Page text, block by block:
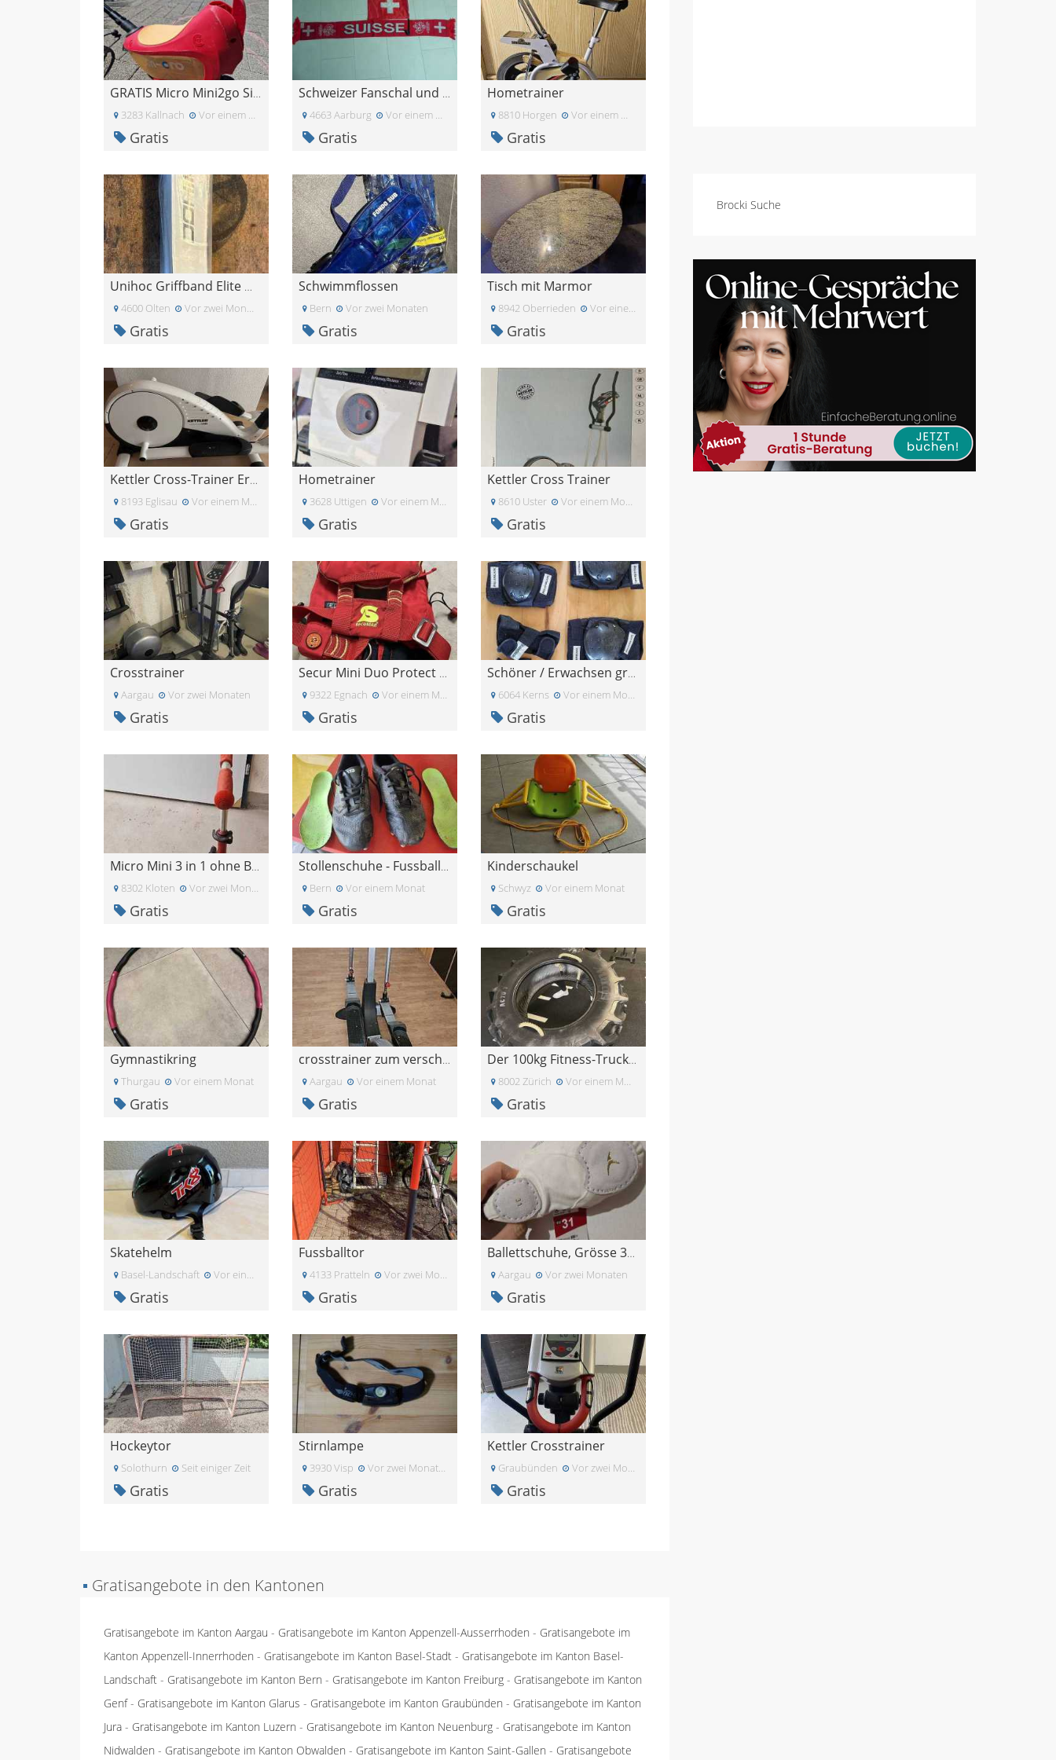
Brocki Suche
GRATIS Micro Mini2go Sitz und Regenschutz
3283 Kallnach Vor einem Monat
Gratis
Schweizer Fanschal und Autofahne
4663 Aarburg Vor einem Monat
Gratis
Hometrainer
8810 Horgen Vor einem Monat
Gratis
Unihoc Griffband Elite White
4600 Olten Vor zwei Monaten
Gratis
Schwimmflossen
Bern Vor zwei Monaten
Gratis
Tisch mit Marmor
8942 Oberrieden Vor einem Monat
Gratis
Kettler Cross-Trainer Ergometer \"CX3\"
8193 Eglisau Vor einem Monat
Gratis
Hometrainer
3628 Uttigen Vor einem Monat
Gratis
Kettler Cross Trainer
8610 Uster Vor einem Monat
Gratis
Crosstrainer
Aargau Vor zwei Monaten
Gratis
Secur Mini Duo Protect Weste
9322 Egnach Vor einem Monat
Gratis
Schöner / Erwachsen grösse L
6064 Kerns Vor einem Monat
Gratis
Micro Mini 3 in 1 ohne Bremse
8302 Kloten Vor zwei Monaten
Gratis
Stollenschuhe - Fussball - Rugby - Kipsta - Gr 42
Bern Vor einem Monat
Gratis
Kinderschaukel
Schwyz Vor einem Monat
Gratis
Gymnastikring
Thurgau Vor einem Monat
Gratis
crosstrainer zum verschenken
Aargau Vor einem Monat
Gratis
Der 100kg Fitness-Truck-Reifen sucht ein neues Zuh
8002 Zürich Vor einem Monat
Gratis
Skatehelm
Basel-Landschaft Vor einem Monat
Gratis
Fussballtor
4133 Pratteln Vor zwei Monaten
Gratis
Ballettschuhe, Grösse 31, Stretch Halfpoint neu, u
Aargau Vor zwei Monaten
Gratis
Hockeytor
Solothurn Seit einiger Zeit
Gratis
Stirnlampe
3930 Visp Vor zwei Monaten
Gratis
Kettler Crosstrainer
Graubünden Vor zwei Monaten
Gratis
▪ Gratisangebote in den Kantonen
Gratisangebote im Kanton Aargau - Gratisangebote im Kanton Appenzell-Ausserrhoden - Gratisangebote im
Kanton Appenzell-Innerrhoden - Gratisangebote im Kanton Basel-Stadt - Gratisangebote im Kanton Basel-
Landschaft - Gratisangebote im Kanton Bern - Gratisangebote im Kanton Freiburg - Gratisangebote im Kanton
Genf- Gratisangebote im Kanton Glarus - Gratisangebote im Kanton Graubünden - Gratisangebote im Kanton
Jura - Gratisangebote im Kanton Luzern - Gratisangebote im Kanton Neuenburg - Gratisangebote im Kanton
Nidwalden - Gratisangebote im Kanton Obwalden - Gratisangebote im Kanton Saint-Gallen - Gratisangebote